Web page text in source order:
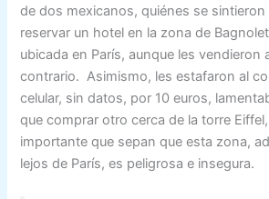
de dos mexicanos, quiénes se
reservar un hotel en la zona de
ubicada en París, aunque les vendieron
contrario. Asimismo, les estafaron al
celular, sin datos, por 10 euros,
que comprar otro cerca de la torre
importante que sepan que esta zona,
lejos de París, es peligrosa e insegura.